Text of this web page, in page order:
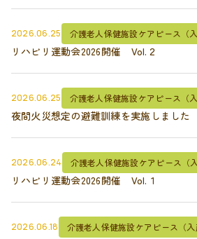
2026.06.25 介護老人保健施設ケアピース（入
リハビリ運動会2026開催 Vol.２
2026.06.25 介護老人保健施設ケアピース（入
夜間火災想定の避難訓練を実施しました
2026.06.24 介護老人保健施設ケアピース（入
リハビリ運動会2026開催 Vol.１
2026.06.18 介護老人保健施設ケアピース（入